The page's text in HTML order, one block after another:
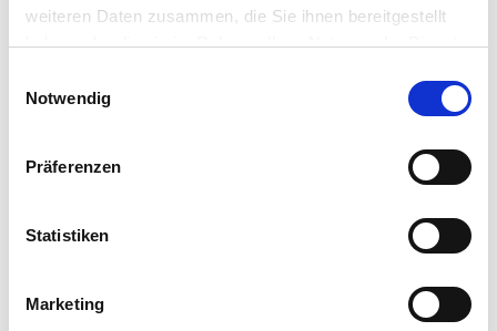
weiteren Daten zusammen, die Sie ihnen bereitgestellt
haben oder die sie im Rahmen Ihrer Nutzung der Dienste
Notwendig
Präferenzen
Statistiken
Marketing
Händler
Dieses Produkt erhalten Sie bei folgenden Händlern: